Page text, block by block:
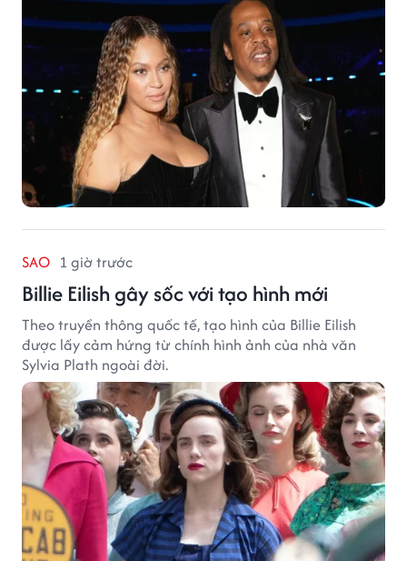
SAO 1 giờ trước
Billie Eilish gây sốc với tạo hình mới
Theo truyền thông quốc tế, tạo hình của Billie Eilish
được lấy cảm hứng từ chính hình ảnh của nhà văn
Sylvia Plath ngoài đời.